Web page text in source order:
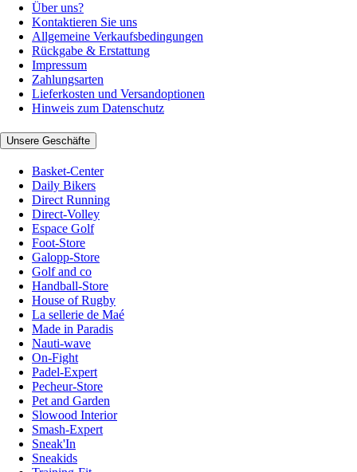
Über uns?
Kontaktieren Sie uns
Allgemeine Verkaufsbedingungen
Rückgabe & Erstattung
Impressum
Zahlungsarten
Lieferkosten und Versandoptionen
Hinweis zum Datenschutz
Unsere Geschäfte
Basket-Center
Daily Bikers
Direct Running
Direct-Volley
Espace Golf
Foot-Store
Galopp-Store
Golf and co
Handball-Store
House of Rugby
La sellerie de Maé
Made in Paradis
Nauti-wave
On-Fight
Padel-Expert
Pecheur-Store
Pet and Garden
Slowood Interior
Smash-Expert
Sneak'In
Sneakids